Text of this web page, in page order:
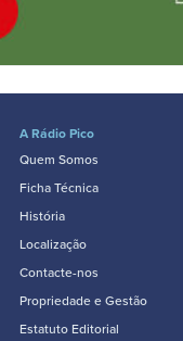
A Rádio Pico
Quem Somos
Ficha Técnica
História
Localização
Contacte-nos
Propriedade e Gestão
Estatuto Editorial